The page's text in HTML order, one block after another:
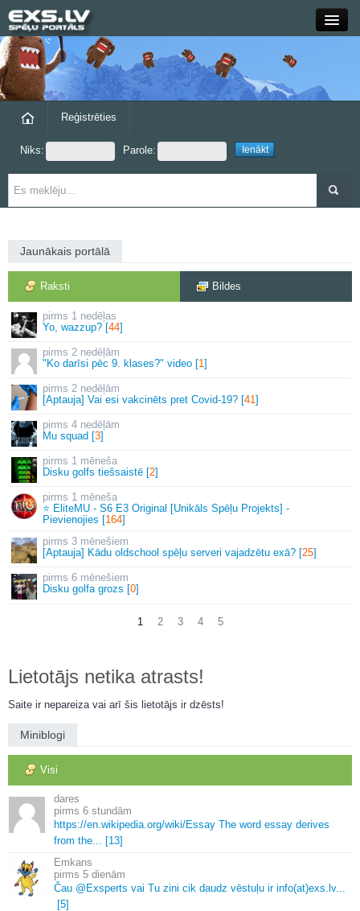
Grupas
Reģistrēties
Niks: Parole:
Jaunākais portālā
Raksti Bildes
1 nedēļas
Yo, wazzup? [44]
2 nedēļām
"Ko darīsi pēc 9. klases?" video [1]
2 nedēļām
[Aptauja] Vai esi vakcinēts pret Covid-19? [41]
4 nedēļām
Mu squad [3]
1 mēneša
Disku golfs tiešsaistē [2]
1 mēneša
⭐ EliteMU - S6 E3 Original [Unikāls Spēļu Projekts] -
Pievienojies [164]
3 mēnešiem
[Aptauja] Kādu oldschool spēļu serveri vajadzētu exā? [25]
6 mēnešiem
Disku golfa grozs [0]
1 2 3 4 5
Lietotājs netika atrasts!
Saite ir nepareiza vai arī šis lietotājs ir dzēsts!
Miniblogi
Visi
dares
6 stundām
https://en. wikipedia. org/wiki/Essay The word essay derives
from the.
[13]
Emkans
5 dienām
Čau @Exsperts vai Tu zini cik daudz vēstuļu ir info(at)exs. lv.
[5]